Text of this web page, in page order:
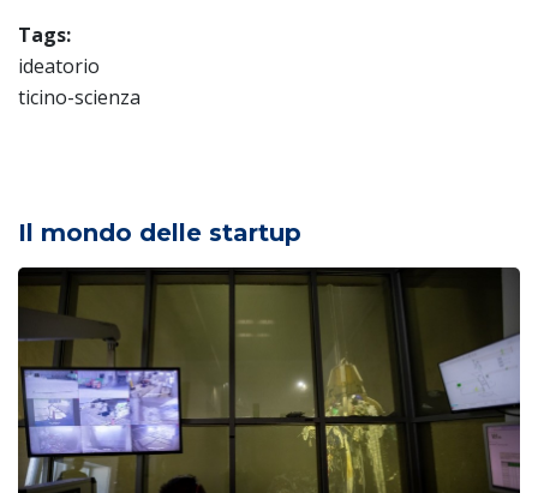
Tags:
ideatorio
ticino-scienza
Il mondo delle startup